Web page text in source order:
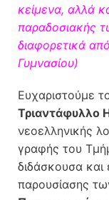
κείμενα, αλλά
παραδοσιακής
διαφορετικά
Γυμνασίου)
Ευχαριστούμε
Τριαντάφυλλο
νεοελληνικής
γραφής του
διδάσκουσα και
παρουσίασης